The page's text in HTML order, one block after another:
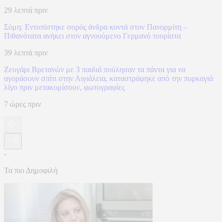
29 λεπτά πριν
Σύμη: Εντοπίστηκε σορός άνδρα κοντά στον Πανορμίτη –
Πιθανότατα ανήκει στον αγνοούμενο Γερμανό τουρίστα
39 λεπτά πριν
Ζευγάρι Βρετανών με 3 παιδιά πούλησαν τα πάντα για να
αγοράσουν σπίτι στην Αιγιάλεια, καταστράφηκε από την πυρκαγιά
λίγο πριν μετακομίσουν, φωτογραφίες
7 ώρες πριν
-
Τα πιο Δημοφιλή